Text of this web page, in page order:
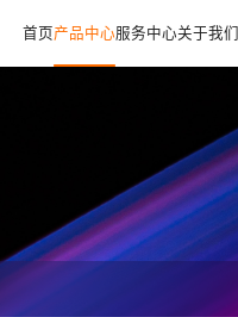
首页产品中心服务中心关于我们